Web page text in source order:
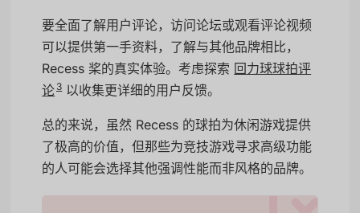
要全面了解用户评论，访问论坛或观看评论视频
可以提供第一手资料，了解与其他品牌相比，
Recess 桨的真实体验。考虑探索 回力球球拍评
论 3以收集更详细的用户反馈。
总的来说，虽然 Recess 的球拍为休闲游戏提供
了极高的价值，但那些为竞技游戏寻求高级功能
的人可能会选择其他强调性能而非风格的品牌。